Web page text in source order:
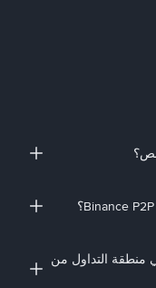
منطقة التداول من